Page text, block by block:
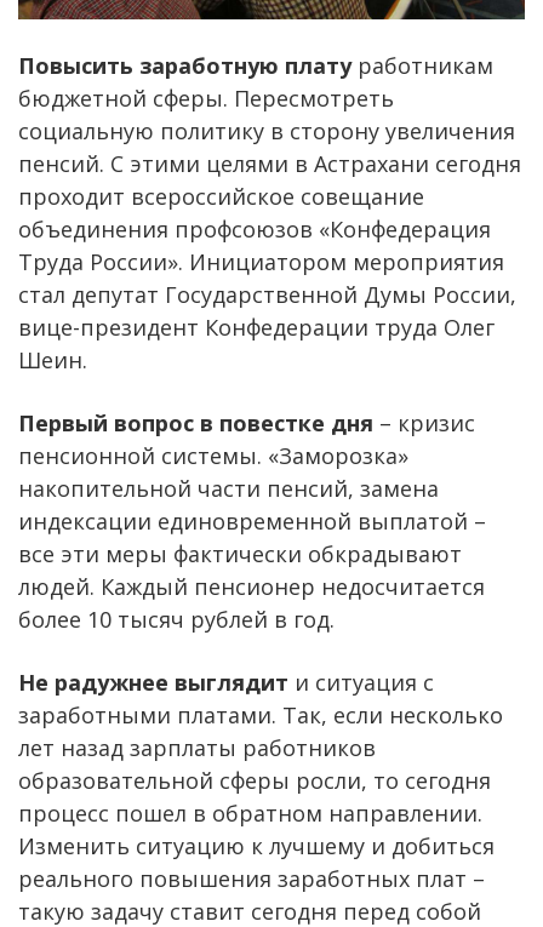
Повысить заработную платуработникам
бюджетной сферы. Пересмотреть
социальную политику в сторону увеличения
пенсий. С этими целями в Астрахани сегодня
проходит всероссийское совещание
объединения профсоюзов «Конфедерация
Труда России». Инициатором мероприятия
стал депутат Государственной Думы России,
вице-президент Конфедерации труда Олег
Шеин.
Первый вопрос в повестке дня – кризис
пенсионной системы. «Заморозка»
накопительной части пенсий, замена
индексации единовременной выплатой –
все эти меры фактически обкрадывают
людей. Каждый пенсионер недосчитается
более 10 тысяч рублей в год.
Не радужнее выглядит и ситуация с
заработными платами. Так, если несколько
лет назад зарплаты работников
образовательной сферы росли, то сегодня
процесс пошел в обратном направлении.
Изменить ситуацию к лучшему и добиться
реального повышения заработных плат –
такую задачу ставит сегодня перед собой